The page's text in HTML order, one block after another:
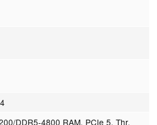
DDR5-4800 RAM, PCIe 5, Thr.